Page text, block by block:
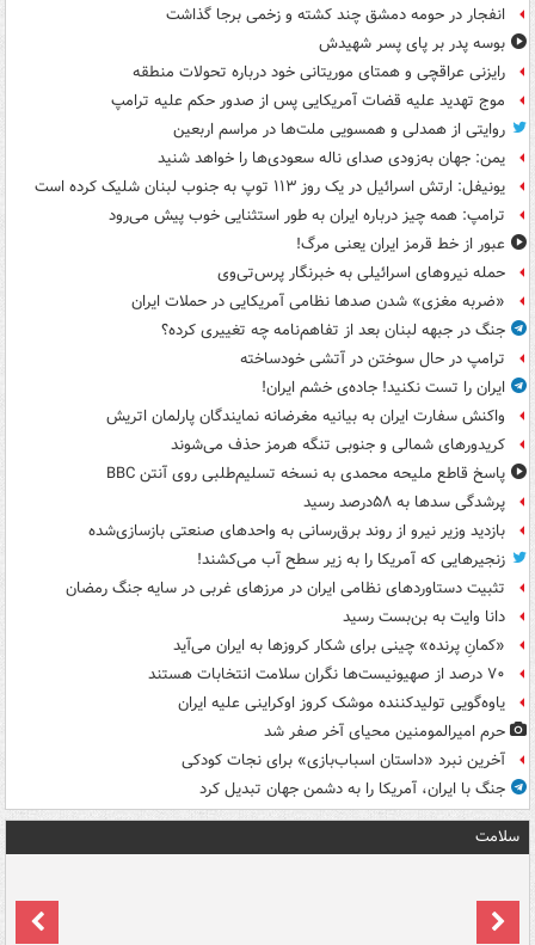
انفجار در حومه دمشق چند کشته و زخمی برجا گذاشت
بوسه‌ پدر بر پای پسر شهیدش
رایزنی عراقچی و همتای موریتانی خود درباره تحولات منطقه
موج تهدید علیه قضات آمریکایی پس از صدور حکم علیه ترامپ
روایتی از همدلی و همسویی ملت‌ها در مراسم اربعین
یمن: جهان به‌زودی صدای ناله سعودی‌ها را خواهد شنید
یونیفل: ارتش اسرائیل در یک روز ۱۱۳ توپ به جنوب لبنان شلیک کرده است
ترامپ: همه چیز درباره ایران به طور استثنایی خوب پیش می‌رود
عبور از خط قرمز ایران یعنی مرگ!
حمله نیروهای اسرائیلی به خبرنگار پرس‌تی‌وی
«ضربه مغزی» شدن صدها نظامی آمریکایی در حملات ایران
جنگ در جبهه لبنان بعد از تفاهم‌نامه چه تغییری کرده؟
ترامپ در حال سوختن در آتشی خودساخته
ایران را تست نکنید! جاده‌ی خشم ایران!
واکنش سفارت ایران به بیانیه مغرضانه نمایندگان پارلمان اتریش
کریدورهای شمالی و جنوبی تنگه هرمز حذف می‌شوند
پاسخ قاطع ملیحه محمدی به نسخه تسلیم‌طلبی روی آنتن BBC
پرشدگی سدها به ۵۸درصد رسید
بازدید وزیر نیرو از روند برق‌رسانی به واحدهای صنعتی بازسازی‌شده
زنجیرهایی که آمریکا را به زیر سطح آب می‌کشند!
تثبیت دستاوردهای نظامی ایران در مرزهای غربی در سایه جنگ رمضان
دانا وایت به بن‌بست رسید
«کمانِ پرنده» چینی برای شکار کروزها به ایران می‌آید
۷۰ درصد از صهیونیست‌ها نگران سلامت انتخابات هستند
یاوه‌گویی تولیدکننده موشک کروز اوکراینی علیه ایران
حرم امیرالمومنین محیای آخر صفر شد
آخرین نبرد «داستان اسباب‌بازی» برای نجات کودکی
جنگ با ایران، آمریکا را به دشمن جهان تبدیل کرد
سلامت